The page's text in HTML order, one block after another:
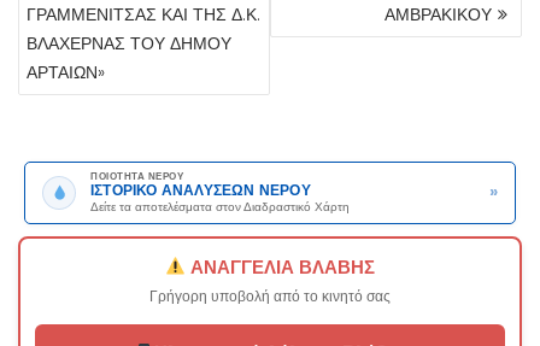
ΓΡΑΜΜΕΝΙΤΣΑΣ ΚΑΙ ΤΗΣ Δ.Κ.
ΒΛΑΧΕΡΝΑΣ ΤΟΥ ΔΗΜΟΥ
ΑΡΤΑΙΩΝ»
ΑΜΒΡΑΚΙΚΟΥ
ΠΟΙΟΤΗΤΑ ΝΕΡΟΥ
ΙΣΤΟΡΙΚΟ ΑΝΑΛΥΣΕΩΝ ΝΕΡΟΥ
Δείτε τα αποτελέσματα στον Διαδραστικό Χάρτη
»
ΑΝΑΓΓΕΛΙΑ ΒΛΑΒΗΣ
Γρήγορη υποβολή από το κινητό σας